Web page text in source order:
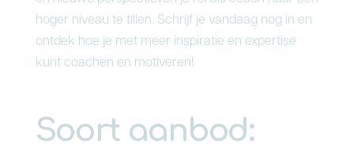
hoger niveau te tillen. Schrijf je vandaag nog in en
ontdek hoe je met meer inspiratie en expertise
kunt coachen en motiveren!
Soort aanbod: